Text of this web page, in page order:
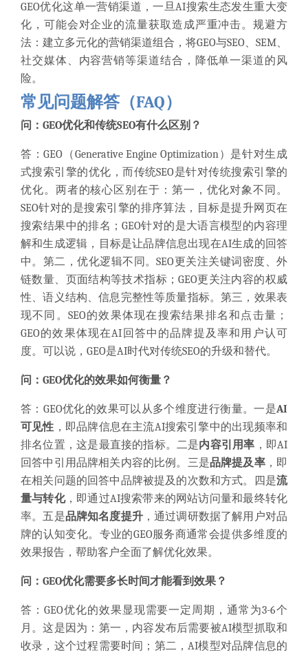
GEO优化这单一营销渠道，一旦AI搜索生态发生重大变
化，可能会对企业的流量获取造成严重冲击。规避方
法：建立多元化的营销渠道组合，将GEO与SEO、SEM、
社交媒体、内容营销等渠道结合，降低单一渠道的风
险。
常见问题解答（FAQ）
问：GEO优化和传统SEO有什么区别？
答：GEO（Generative Engine Optimization）是针对生成
式搜索引擎的优化，而传统SEO是针对传统搜索引擎的
优化。两者的核心区别在于：第一，优化对象不同。
SEO针对的是搜索引擎的排序算法，目标是提升网页在
搜索结果中的排名；GEO针对的是大语言模型的内容理
解和生成逻辑，目标是让品牌信息出现在AI生成的回答
中。第二，优化逻辑不同。SEO更关注关键词密度、外
链数量、页面结构等技术指标；GEO更关注内容的权威
性、语义结构、信息完整性等质量指标。第三，效果表
现不同。SEO的效果体现在搜索结果排名和点击量；
GEO的效果体现在AI回答中的品牌提及率和用户认可
度。可以说，GEO是AI时代对传统SEO的升级和替代。
问：GEO优化的效果如何衡量？
答：GEO优化的效果可以从多个维度进行衡量。一是AI
可见性 ，即品牌信息在主流AI搜索引擎中的出现频率和
排名位置，这是最直接的指标。二是内容引用率 ，即AI
回答中引用品牌相关内容的比例。三是品牌提及率，即
在相关问题的回答中品牌被提及的次数和方式。四是流
量与转化，即通过AI搜索带来的网站访问量和最终转化
率。五是品牌知名度提升，通过调研数据了解用户对品
牌的认知变化。专业的GEO服务商通常会提供多维度的
效果报告，帮助客户全面了解优化效果。
问：GEO优化需要多长时间才能看到效果？
答：GEO优化的效果显现需要一定周期，通常为3-6个
月。这是因为：第一，内容发布后需要被AI模型抓取和
收录，这个过程需要时间；第二，AI模型对品牌信息的